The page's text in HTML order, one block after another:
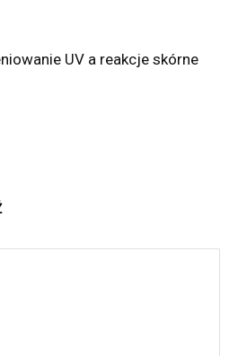
UV a reakcje skórne